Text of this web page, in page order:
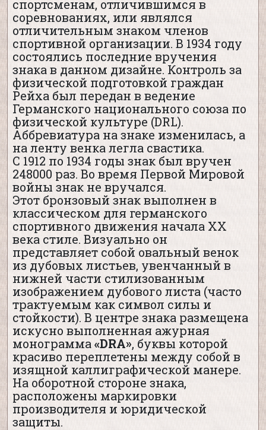
спортсменам, отличившимся в
соревнованиях, или являлся
отличительным знаком членов
спортивной организации. В 1934 году
состоялись последние вручения
знака в данном дизайне. Контроль за
физической подготовкой граждан
Рейха был передан в ведение
Германского национального союза по
физической культуре (DRL).
Аббревиатура на знаке изменилась, а
на ленту венка легла свастика.
С 1912 по 1934 годы знак был вручен
248000 раз. Во время Первой Мировой
войны знак не вручался.
Этот бронзовый знак выполнен в
классическом для германского
спортивного движения начала XX
века стиле. Визуально он
представляет собой овальный венок
из дубовых листьев, увенчанный в
нижней части стилизованным
изображением дубового листа (часто
трактуемым как символ силы и
стойкости). В центре знака размещена
искусно выполненная ажурная
монограмма«DRA», буквы которой
красиво переплетены между собой в
изящной каллиграфической манере.
На оборотной стороне знака,
расположены маркировки
производителя и юридической
защиты.